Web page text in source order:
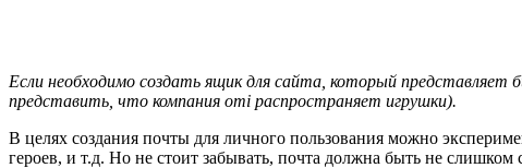
Если необходимо создать ящик для сайта, который представляет
представить, что компания omi распространяет игрушки).
В целях создания почты для личного пользования можно
героев, и т.д. Но не стоит забывать, почта должна быть не слишком